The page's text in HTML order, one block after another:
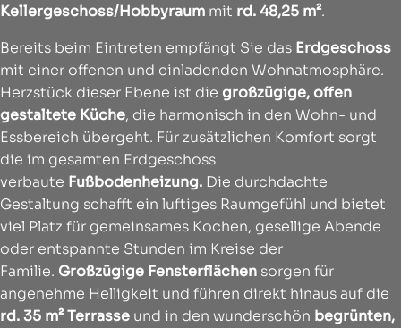
Kellergeschoss/Hobbyraum mit rd. 48,25 m².
Bereits beim Eintreten empfängt Sie das Erdgeschoss
mit einer offenen und einladenden Wohnatmosphäre.
Herzstück dieser Ebene ist die großzügige, offen
gestaltete Küche, die harmonisch in den Wohn- und
Essbereich übergeht. Für zusätzlichen Komfort sorgt
die im gesamten Erdgeschoss
verbaute Fußbodenheizung. Die durchdachte
Gestaltung schafft ein luftiges Raumgefühl und bietet
viel Platz für gemeinsames Kochen, gesellige Abende
oder entspannte Stunden im Kreise der
Familie. Großzügige Fensterflächen sorgen für
angenehme Helligkeit und führen direkt hinaus auf die
rd. 35 m² Terrasse und in den wunderschön begrünten,